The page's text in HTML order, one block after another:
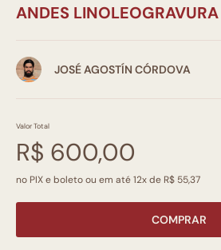
ANDES LINOLEOGRAVURA
JOSÉ AGOSTÍN CÓRDOVA
Valor Total
R$ 600,00
no PIX e boleto ou em até 12x de R$ 55,37
COMPRAR